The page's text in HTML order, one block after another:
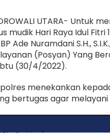
a
m
d
a
n
P
y
a
UTARA- Untuk
mudik Hari Raya Idul
Ade Nuramdani S.H.,
(Posyan) Yang
(30/4/2022).
menekankan
bertugas agar